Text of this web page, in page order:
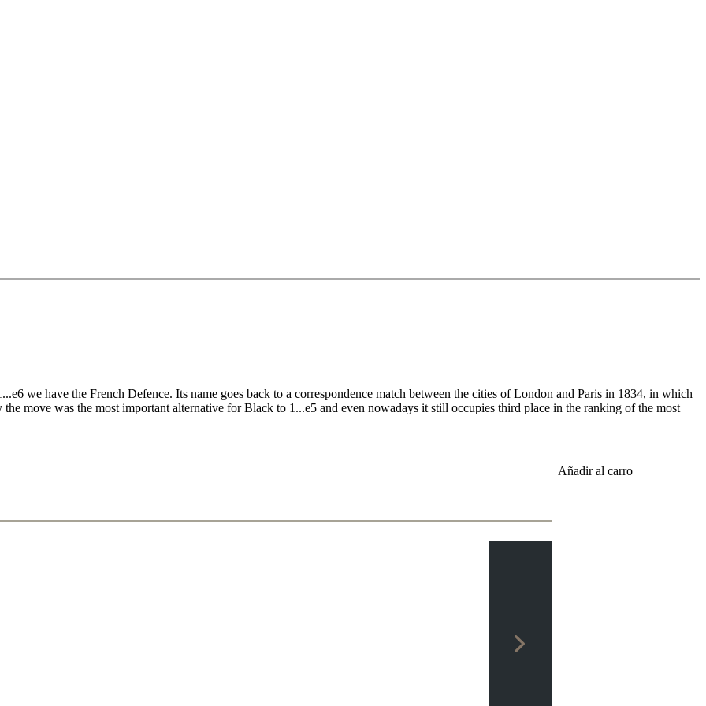
I
II
we have the French Defence. Its name goes back to a correspondence match between the cities of London and Paris in 1834, in which
move was the most important alternative for Black to 1...e5 and even nowadays it still occupies third place in the ranking of the most
Añadir al carro